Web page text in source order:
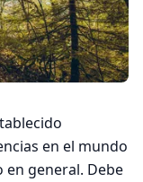
en el mundo
en general. Debe